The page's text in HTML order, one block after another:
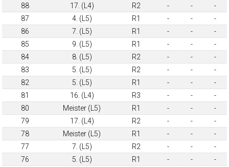
88 17. (L4) R2 - -
-
87
4. (L5) R1 - -
-
86
7. (L5) R1 - -
-
85
9. (L5) R1 - -
-
84
8. (L5) R2 - -
-
83
5. (L5) R2 - -
-
82
5. (L5) R1 - -
-
81
16. (L4) R3 - -
-
80
Meister (L5) R1 - -
-
79
17. (L4) R2 - -
-
78
Meister (L5) R1 - -
-
77
7. (L5) R2 - -
-
76
5. (L5) R1 - -
-